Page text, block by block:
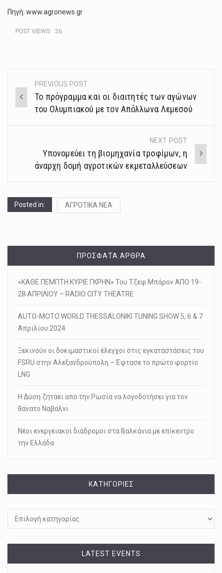
Πηγή: www.agronews.gr
POST VIEWS: 26
Post
navigation
PREVIOUS POST
Το πρόγραμμα και οι διαιτητές των αγώνων
του Ολυμπιακού με τον Απόλλωνα Λεμεσού
NEXT POST
Υπονομεύει τη βιομηχανία τροφίμων, η
άναρχη δομή αγροτικών εκμεταλλεύσεων
Posted in: ΑΓΡΟΤΙΚΑ ΝΕΑ
ΠΡΌΣΦΑΤΑ ΆΡΘΡΑ
«ΚΑΘΕ ΠΕΜΠΤΗ ΚΥΡΙΕ ΓΚΡΗΝ» Του Τζεφ Μπάρον ΑΠΟ 19-
28 ΑΠΡΙΛΙΟΥ – RADIO CITY THEATRE
AUTO-MOTO WORLD THESSALONIKI TUNING SHOW 5, 6 & 7
Απριλίου 2024
Ξεκινούν οι δοκιμαστικοί έλεγχοι στις εγκαταστάσεις του
FSRU στην Αλεξανδρούπολη – Έφτασε το πρώτο φορτίο
LNG
Η Δύση ζητάει από την Ρωσία να λογοδοτήσει για τον
θάνατο Ναβάλνι
Νέοι ενεργειακοί διάδρομοι στα Βαλκάνια με επίκεντρο
την Ελλάδα
KΑΤΗΓΟΡΊΕΣ
LATEST EVENTS